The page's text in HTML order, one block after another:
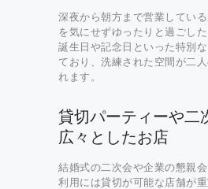
深夜から朝方まで営業してい
を気にせずゆったりと過ごした
誕生日や記念日といった特別
ており、洗練された空間が二
れます。
貸切パーティーや二
広々としたお店
結婚式の二次会や企業の懇親
利用には貸切が可能な店舗が重